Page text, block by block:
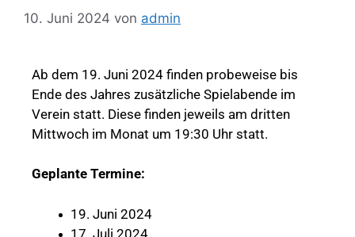
10. Juni 2024 von admin
Ab dem 19. Juni 2024 finden probeweise bis
Ende des Jahres zusätzliche Spielabende im
Verein statt. Diese finden jeweils am dritten
Mittwoch im Monat um 19:30 Uhr statt.
Geplante Termine:
Juni 2024
Juli 2024